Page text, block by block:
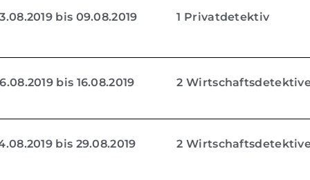
bis 09.08.2019 1 Privatdetektiv
bis 16.08.2019 2
bis 29.08.2019 2